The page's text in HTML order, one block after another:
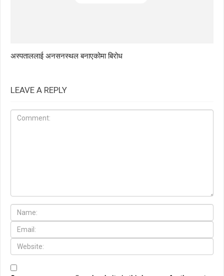
अस्पताललाई अनसनस्थल बनाएकोमा बिरोध
LEAVE A REPLY